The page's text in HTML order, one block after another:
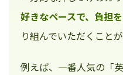
好きなペースで、負担
り組んでいただくことが
例えば、一番人気の「